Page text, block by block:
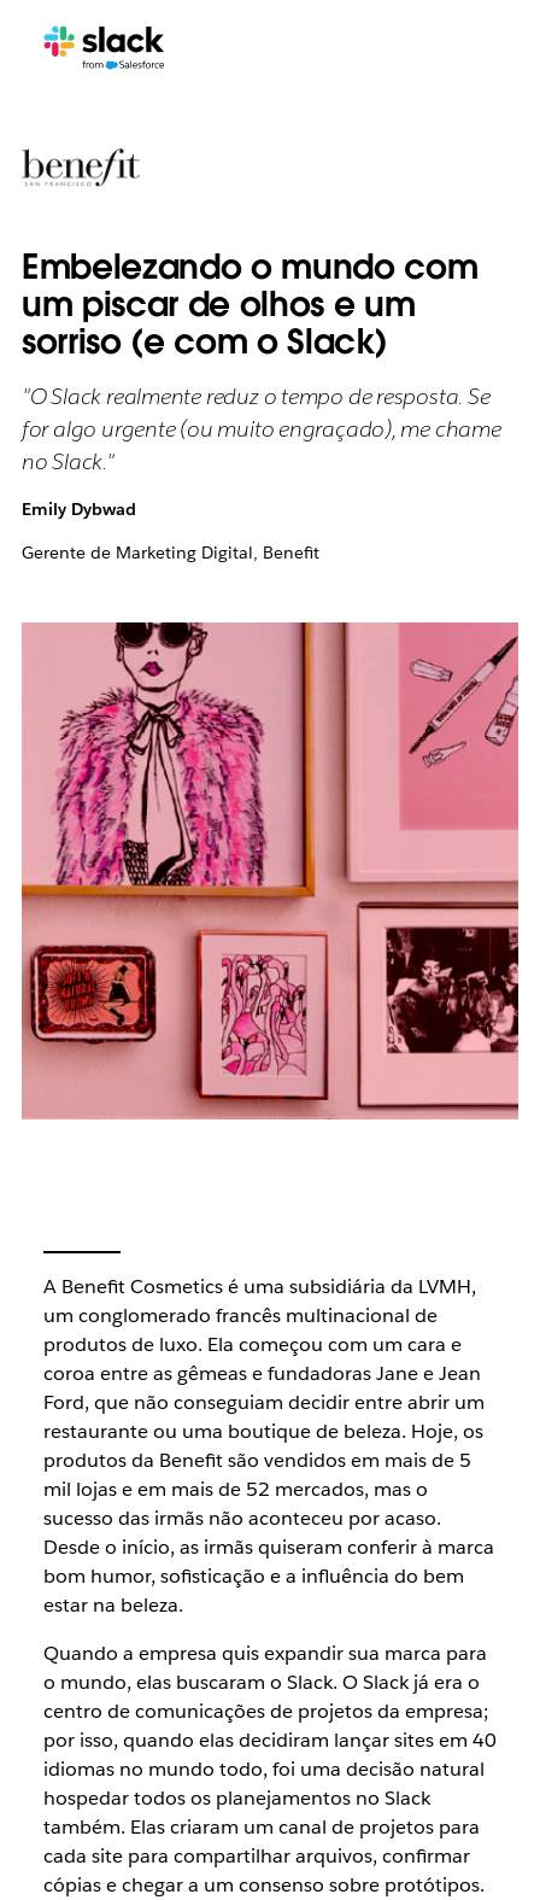
Embelezando o mundo com
um piscar de olhos e um
sorriso (e com o Slack)
"O Slack realmente reduz o tempo de resposta. Se
for algo urgente (ou muito engraçado), me chame
no Slack."
Emily Dybwad
Gerente de Marketing Digital, Benefit
A Benefit Cosmetics é uma subsidiária da LVMH,
um conglomerado francês multinacional de
produtos de luxo. Ela começou com um cara e
coroa entre as gêmeas e fundadoras Jane e Jean
Ford, que não conseguiam decidir entre abrir um
restaurante ou uma boutique de beleza. Hoje, os
produtos da Benefit são vendidos em mais de 5
mil lojas e em mais de 52 mercados, mas o
sucesso das irmãs não aconteceu por acaso.
Desde o início, as irmãs quiseram conferir à marca
bom humor, sofisticação e a influência do bem
estar na beleza.
Quando a empresa quis expandir sua marca para
o mundo, elas buscaram o Slack. O Slack já era o
centro de comunicações de projetos da empresa;
por isso, quando elas decidiram lançar sites em 40
idiomas no mundo todo, foi uma decisão natural
hospedar todos os planejamentos no Slack
também. Elas criaram um canal de projetos para
cada site para compartilhar arquivos, confirmar
cópias e chegar a um consenso sobre protótipos.